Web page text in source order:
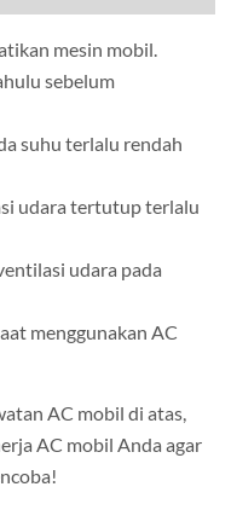
mesin mobil.
sebelum
suhu terlalu rendah
udara tertutup terlalu
udara pada
menggunakan AC
AC mobil di atas,
AC mobil Anda agar